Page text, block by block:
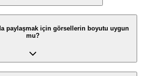
paylaşmak için görsellerin boyutu uygun
mu?